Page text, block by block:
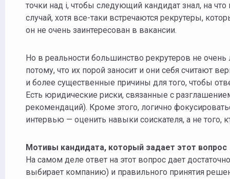
точки над i, чтобы следующий кандидат знал, на
случай, хотя все-таки встречаются рекрутеры,
он не очень заинтересован в вакансии.
Но в реальности большинство рекрутеров не
потому, что их порой заносит и они себя считают
и более существенные причины для того, чтобы
Есть юридические риски, связанные с
рекомендаций). Кроме этого, логично
интервью — оценить навыки соискателя, а не того,
Мотивы кандидата, который задает этот вопрос
На самом деле ответ на этот вопрос дает
выбирает компанию) и правильного принятия